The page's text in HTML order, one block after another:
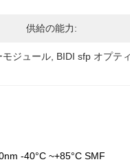
供給の能力:
ジュール BIDI sfp オプテ
-40°C ~+85°C SMF